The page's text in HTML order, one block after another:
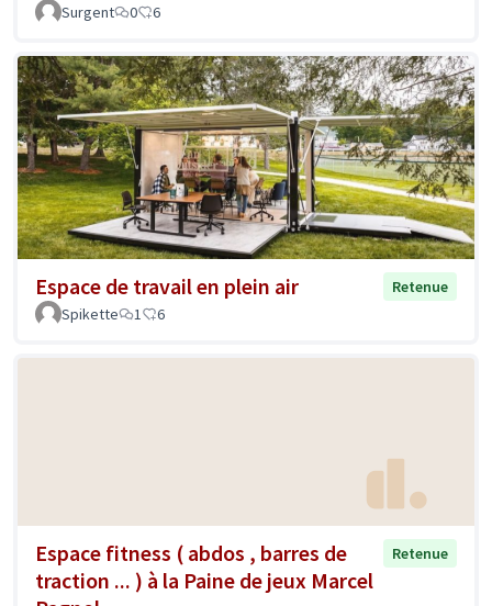
Surgent
0 6
Espace de travail en plein air
Retenue
Spikette
1 6
Espace fitness ( abdos , barres de
traction ... ) à la Paine de jeux Marcel
Retenue